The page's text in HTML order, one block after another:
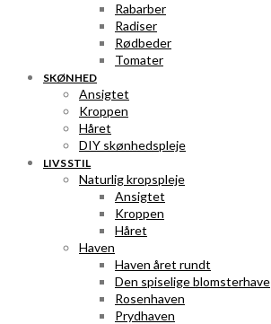
Rabarber
Radiser
Rødbeder
Tomater
SKØNHED
Ansigtet
Kroppen
Håret
DIY skønhedspleje
LIVSSTIL
Naturlig kropspleje
Ansigtet
Kroppen
Håret
Haven
Haven året rundt
Den spiselige blomsterhave
Rosenhaven
Prydhaven